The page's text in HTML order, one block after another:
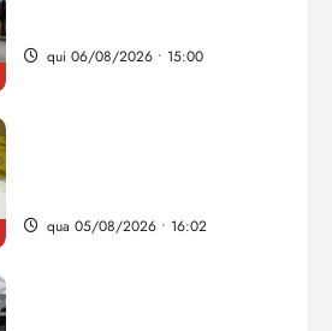
qui 06/08/2026 • 15:00
qua 05/08/2026 • 16:02